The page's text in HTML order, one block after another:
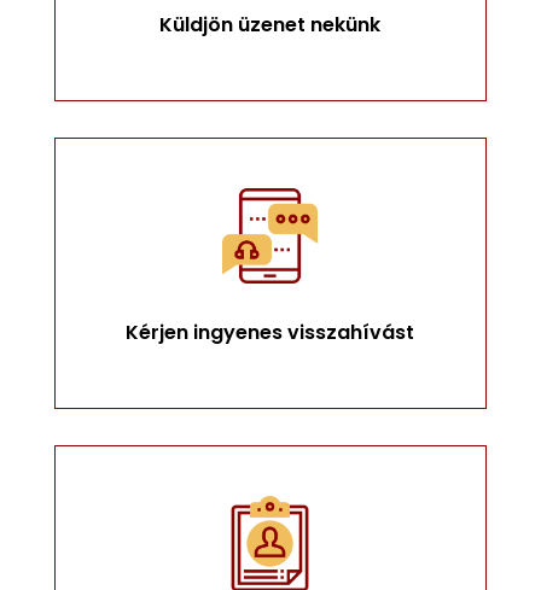
Küldjön üzenet nekünk
Kérjen ingyenes visszahívást